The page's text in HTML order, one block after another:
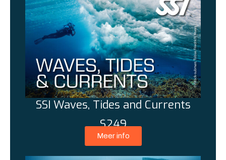
SSI Waves, Tides and Currents
$249
Meer info